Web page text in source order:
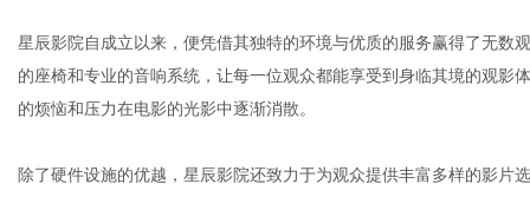
星辰影院自成立以来，便凭借其独特的环境与优质的服务赢得了无数
的座椅和专业的音响系统，让每一位观众都能享受到身临其境的观影
的烦恼和压力在电影的光影中逐渐消散。
除了硬件设施的优越，星辰影院还致力于为观众提供丰富多样的影片